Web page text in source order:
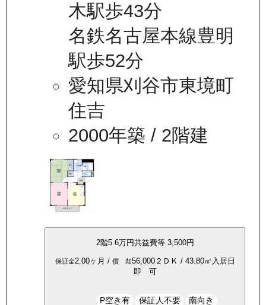
木駅歩43分
名鉄名古屋本線豊明
駅歩52分
愛知県刈谷市東境町
住吉
2000年築 / 2階建
2階5.6万円共益費等 3,500円
保証金2.00ヶ月 / 償 却56,000２ＤＫ / 43.80㎡ 入居日
即 可
P空き有 保証人不要 南向き